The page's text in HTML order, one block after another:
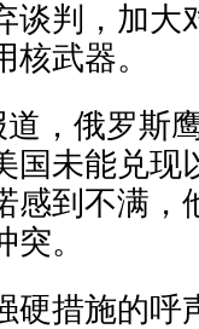
谈判，加大
武器。
，俄罗斯
国未能兑现
感到不满，
。
硬措施的呼